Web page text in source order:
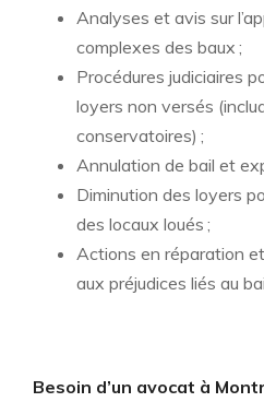
Analyses et avis sur
complexes des baux ;
Procédures judiciaires
loyers non versés
conservatoires) ;
Annulation de bail et
Diminution des loyers
des locaux loués ;
Actions en réparation
aux préjudices liés au
Besoin d’un avocat à